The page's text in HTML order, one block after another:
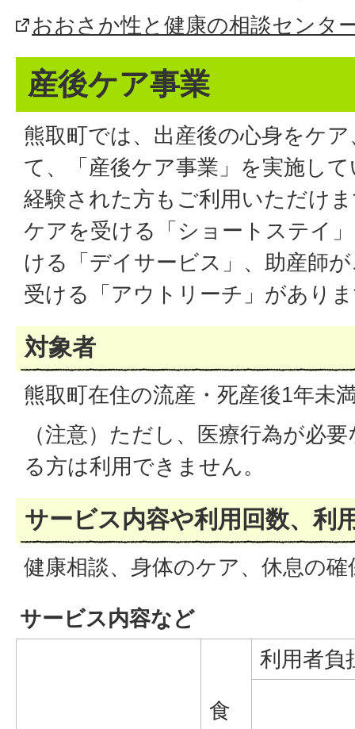
おおさか性と健康の相談センタ
産後ケア事業
熊取町では、出産後の心身をケ
て、「産後ケア事業」を実施し
経験された方もご利用いただけ
ケアを受ける「ショートステイ
ける「デイサービス」、助産師
受ける「アウトリーチ」があり
対象者
熊取町在住の流産・死産後1年未
（注意）ただし、医療行為が必
る方は利用できません。
サービス内容や利用回数、利
健康相談、身体のケア、休息の確
サービス内容など
食
利用者負